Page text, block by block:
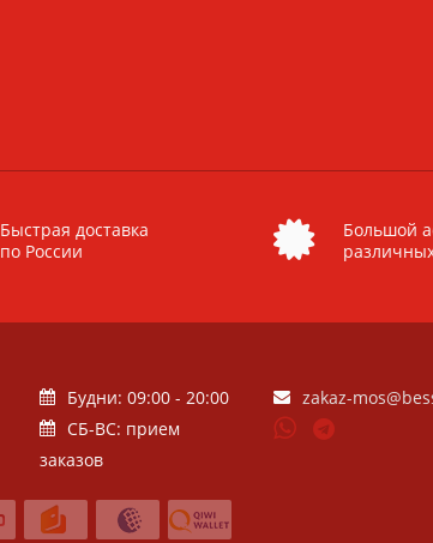
Быстрая доставка
по России
Большой
Будни: 09:00 - 20:00
СБ-ВС: прием
заказов
zakaz-